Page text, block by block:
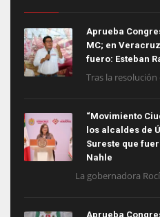
Aprueba
MC; en
fuero: Esteban
Tras la
“Movimiento
los alcaldes de
Sureste que
Nahle
La gobernadora
Aprueba